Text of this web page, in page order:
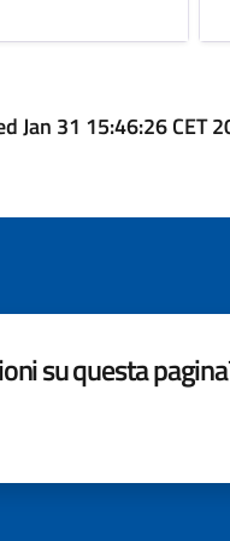
Jan 31 15:46:26 CET
su questa